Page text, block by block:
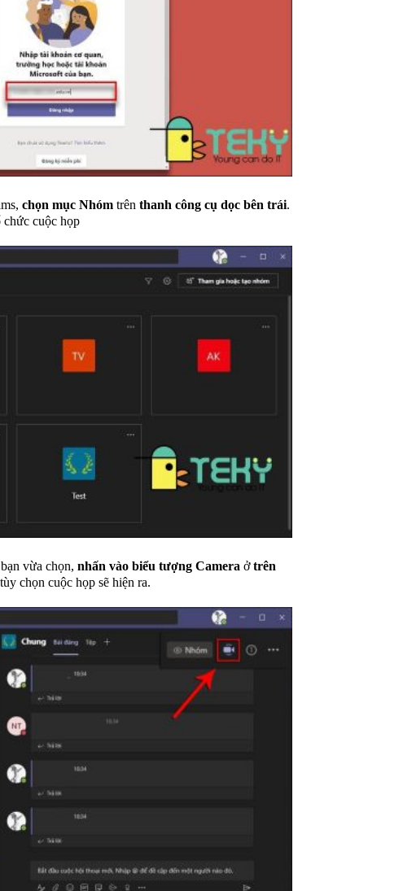
chọn mục Nhóm trên thanh công cụ dọc bên trái.
chức cuộc họp
vừa chọn, nhấn vào biểu tượng Camera ởtrên
chọn cuộc họp sẽ hiện ra.